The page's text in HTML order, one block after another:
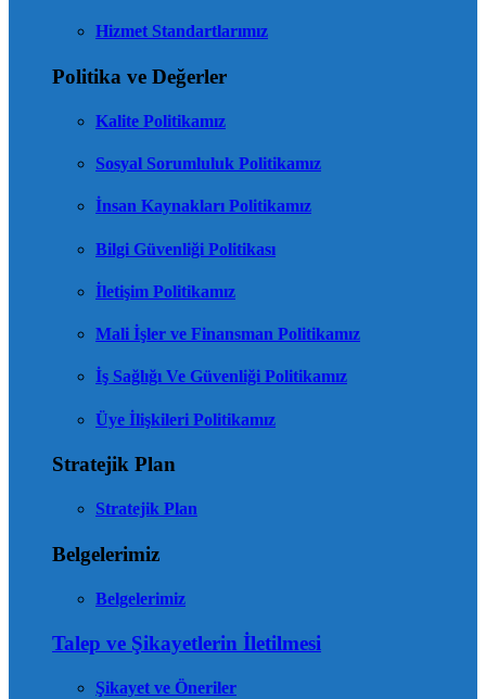
Hizmet Standartlarımız
Politika ve Değerler
Kalite Politikamız
Sosyal Sorumluluk Politikamız
İnsan Kaynakları Politikamız
Bilgi Güvenliği Politikası
İletişim Politikamız
Mali İşler ve Finansman Politikamız
İş Sağlığı Ve Güvenliği Politikamız
Üye İlişkileri Politikamız
Stratejik Plan
Stratejik Plan
Belgelerimiz
Belgelerimiz
Talep ve Şikayetlerin İletilmesi
Şikayet ve Öneriler